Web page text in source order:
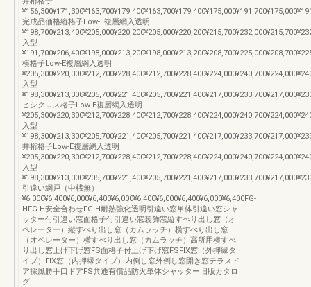
完成品価格縦格子Low-E複層網入透明
入型
横格子Low-E複層網入透明
入型
ヒシクロス格子Low-E複層網入透明
入型
井桁格子Low-E複層網入透明
入型
引違い網戸（中桟無）
¥6,000¥6,400¥6,000¥6,400¥6,000¥6,400¥6,000¥6,400¥6,000¥6,400FG-
HFG-H安全合わせFG-H耐熱強化透明引違い窓単体引違い窓シャ
ッター付引違い窓面格子付引違い窓装飾窓縦すべり出し窓（オ
ペレーター）縦すべり出し窓（カムラッチ）横すべり出し窓
（オペレーター）横すべり出し窓（カムラッチ）高所用横すべ
り出し窓上げ下げ窓FS面格子付上げ下げ窓FSFIX窓（外押縁タ
イプ）FIX窓（内押縁タイプ）内倒し窓外倒し窓開き窓テラスド
ア採風勝手口ドアFS共通有償品防火単体シャッター旧版カタロ
グ